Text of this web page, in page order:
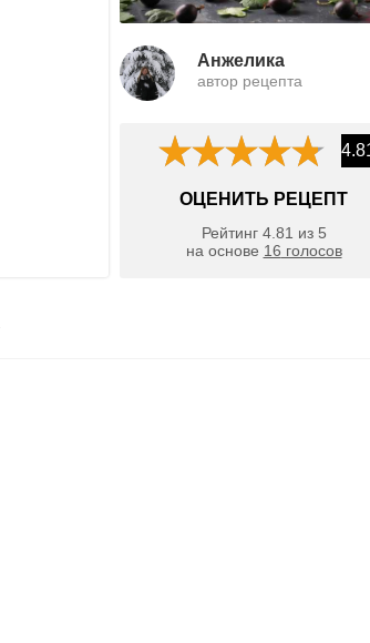
Анжелика
автор рецепта
ОЦЕНИТЬ РЕЦЕПТ
Рейтинг 4.81 из 5
на основе 16 голосов